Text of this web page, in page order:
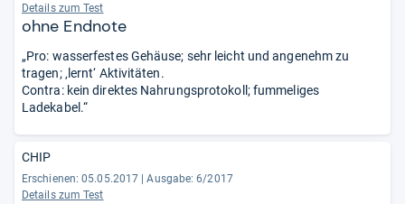
Details zum Test
ohne Endnote
„Pro: wasserfestes Gehäuse; sehr leicht und angenehm zu
tragen; ‚lernt‘ Aktivitäten.
Contra: kein direktes Nahrungsprotokoll; fummeliges
Ladekabel.“
CHIP
Erschienen: 05.05.2017 | Ausgabe: 6/2017
Details zum Test